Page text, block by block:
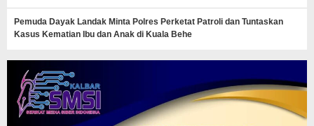
Pemuda Dayak Landak Minta Polres Perketat Patroli dan Tuntaskan
Kasus Kematian Ibu dan Anak di Kuala Behe